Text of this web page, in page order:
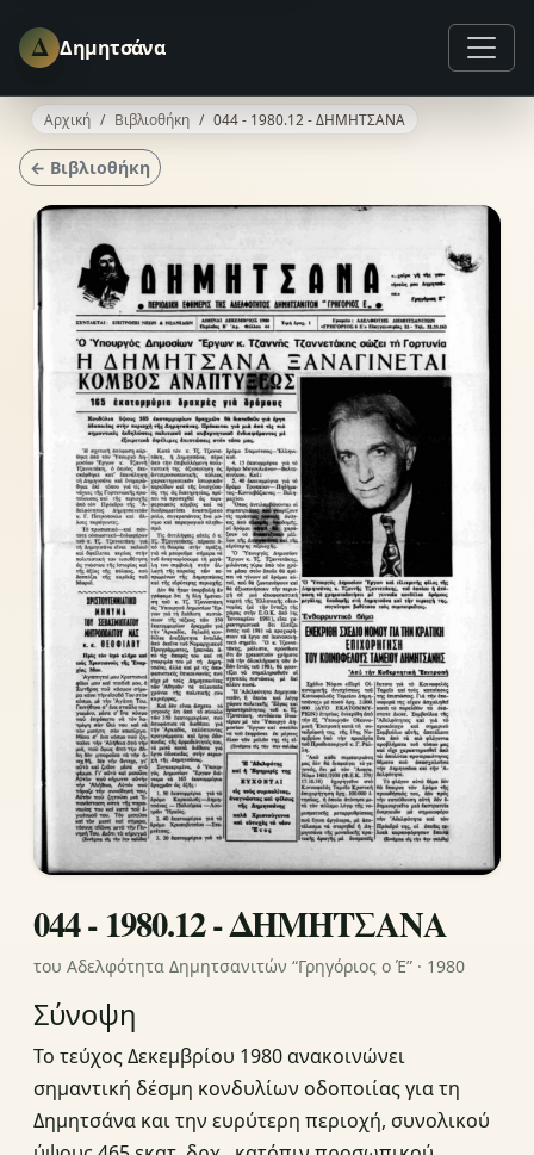
Δ Δημητσάνα
Αρχική Βιβλιοθήκη 044 - 1980.12 - ΔΗΜΗΤΣΑΝΑ
← Βιβλιοθήκη
044 - 1980.12 - ΔΗΜΗΤΣΑΝΑ
του Αδελφότητα Δημητσανιτών “Γρηγόριος ο Έ” · 1980
Σύνοψη
Το τεύχος Δεκεμβρίου 1980 ανακοινώνει
σημαντική δέσμη κονδυλίων οδοποιίας για τη
Δημητσάνα και την ευρύτερη περιοχή, συνολικού